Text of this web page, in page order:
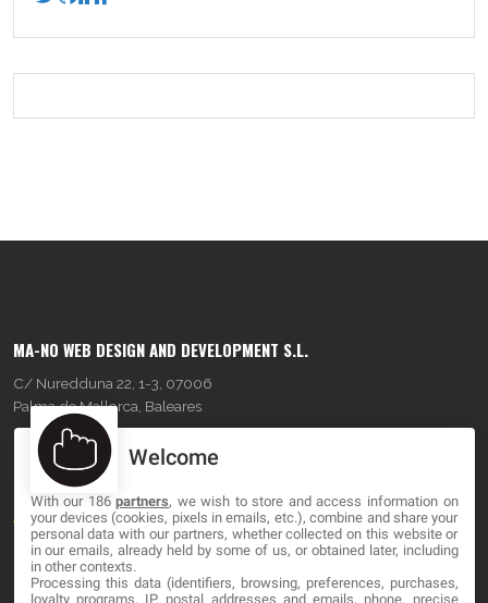
MA-NO WEB DESIGN AND DEVELOPMENT S.L.
C/ Nuredduna 22, 1-3, 07006
Palma de Mallorca, Baleares
OUR COMPANY
About
Blog
Contact
Welcome
With our 186partners, we wish to store and access information on
your devices (cookies, pixels in emails, etc.), combine and share your
personal data with our partners, whether collected on this website or
in our emails, already held by some of us, or obtained later, including
in other contexts.
Processing this data (identifiers, browsing, preferences, purchases,
loyalty programs, IP, postal addresses and emails, phone, precise